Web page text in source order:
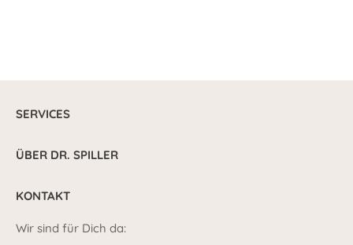
SERVICES
ÜBER DR. SPILLER
KONTAKT
Wir sind für Dich da: